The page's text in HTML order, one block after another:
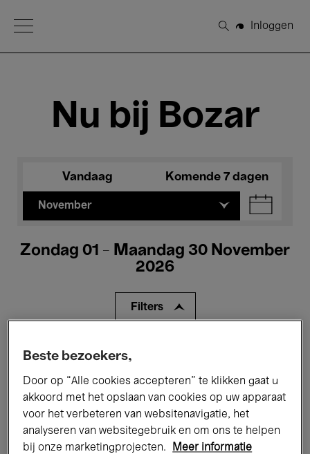
Open Menu
Zoeken
Inloggen
Nu bij Bozar
Vandaag Komende 7 dagen
November
Zondag 01 - Maandag 30 November
2026
Filters
Alle evenementen
Tentoonstellingen Films
Performances Lezingen & Debatten
Jazz Klassieke Muziek Global Music
Beste bezoekers,
Door op “Alle cookies accepteren” te klikken gaat u
akkoord met het opslaan van cookies op uw apparaat
voor het verbeteren van websitenavigatie, het
analyseren van websitegebruik en om ons te helpen
bij onze marketingprojecten.
Meer informatie